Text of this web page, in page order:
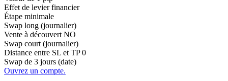
Effet de levier financier
Étape minimale
Swap long (journalier)
Vente à découvert NO
Swap court (journalier)
Distance entre SL et TP 0
Swap de 3 jours (date)
Ouvrez un compte.